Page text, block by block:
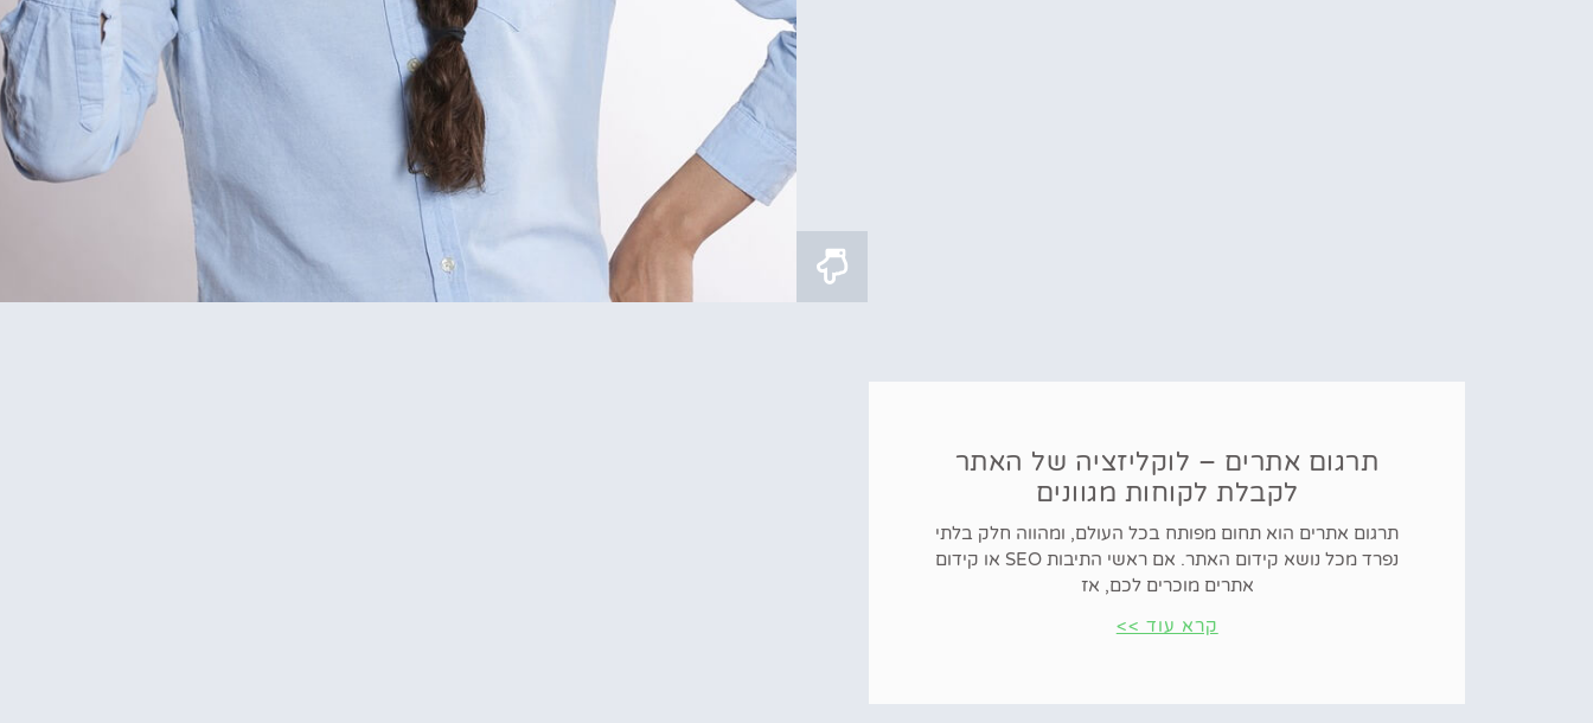
תרגום אתרים – לוקליזציה של האתר
לקבלת לקוחות מגוונים
תרגום אתרים הוא תחום מפותח בכל העולם, ומהווה חלק בלתי
נפרד מכל נושא קידום האתר. אם ראשי התיבות SEO או קידום
אתרים מוכרים לכם, אז
קרא עוד >>